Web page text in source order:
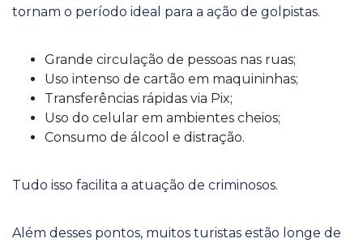
tornam o período ideal para a ação de golpistas.
Grande circulação de pessoas nas ruas;
Uso intenso de cartão em maquininhas;
Transferências rápidas via Pix;
Uso do celular em ambientes cheios;
Consumo de álcool e distração.
Tudo isso facilita a atuação de criminosos.
Além desses pontos, muitos turistas estão longe de